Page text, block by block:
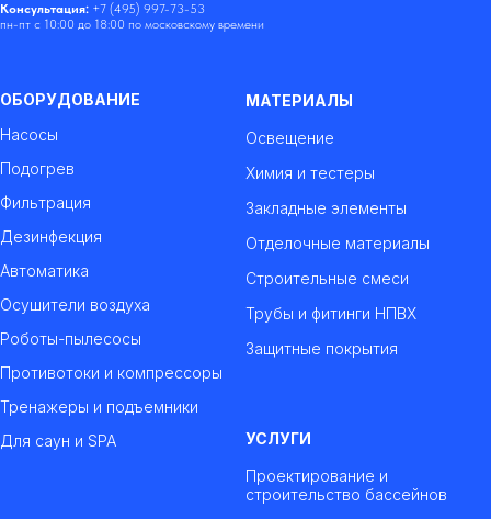
Консультация: +7 (495) 997-73-53
пн-пт с 10:00 до 18:00 по московскому времени
ОБОРУДОВАНИЕ
Насосы
Подогрев
Фильтрация
Дезинфекция
Автоматика
Осушители воздуха
Роботы-пылесосы
Противотоки и компрессоры
Тренажеры и подъемники
Для саун и SPA
МАТЕРИАЛЫ
Освещение
Химия и тестеры
Закладные элементы
Отделочные материалы
Строительные смеси
Трубы и фитинги НПВХ
Защитные покрытия
УСЛУГИ
Проектирование и
строительство бассейнов